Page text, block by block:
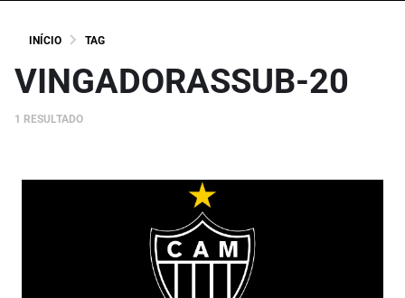
INÍCIO TAG
VINGADORASSUB-20
1 RESULTADO